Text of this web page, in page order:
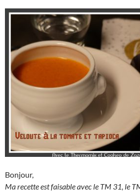
Bonjour,
Ma recette est faisable avec le TM 31, le